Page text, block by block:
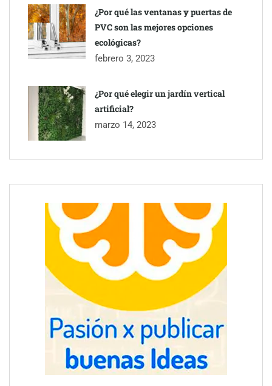
¿Por qué las ventanas y puertas de
PVC son las mejores opciones
ecológicas?
febrero 3, 2023
¿Por qué elegir un jardín vertical
artificial?
marzo 14, 2023